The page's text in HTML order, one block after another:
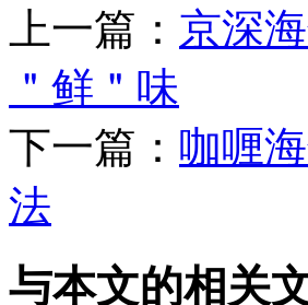
上一篇： 京深
＂鲜＂味
下一篇： 咖喱
法
与本文的相关